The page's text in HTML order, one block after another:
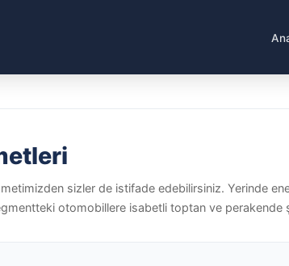
sizler de istifade edebilirsiniz. Yerinde
otomobillere isabetli toptan ve perakende